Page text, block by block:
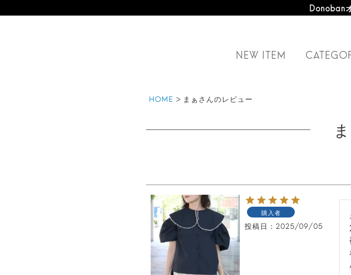
Donoban
オフィシャルサ
NEW ITEM
HOME まぁさんのレビュー
購入者
投稿日 2025/09/05